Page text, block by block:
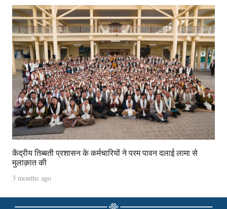
केंद्रीय तिब्बती प्रशासन के कर्मचारियों ने परम पावन दलाई लामा से
मुलाक़ात की
3 months ago